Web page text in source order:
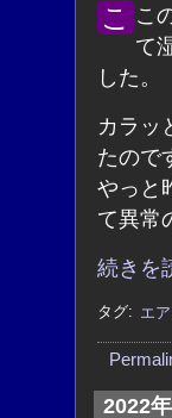
ここのところ曇りがちなのにずっと夏日となってい
て
した。
カラッ
たので
やっと
て異常
続きを
タグ: エ
2022